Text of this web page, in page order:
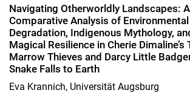
Navigating Otherworldly Landscapes: A
Comparative Analysis of Environmental
Degradation, Indigenous Mythology,
Magical Resilience in Cherie Dimaline’s
Marrow Thieves and Darcy Little
Snake Falls to Earth
Eva Krannich, Universität Augsburg